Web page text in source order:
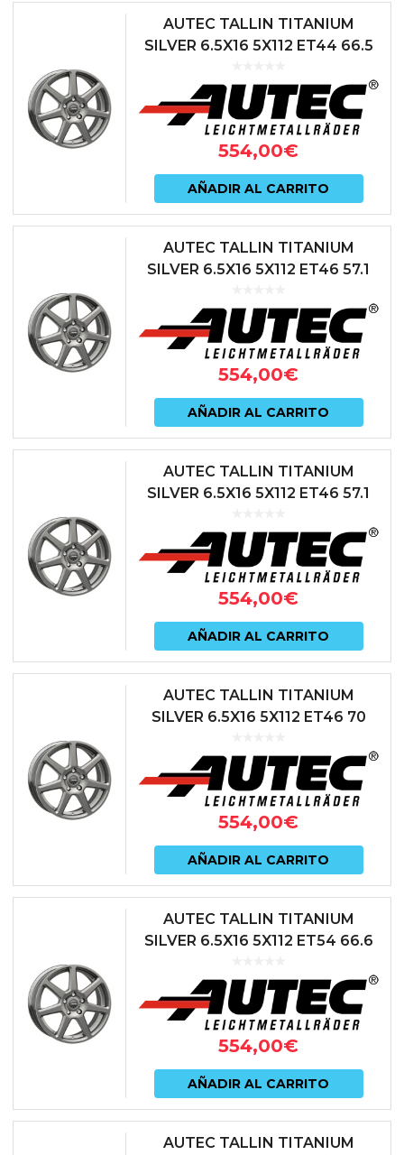
AUTEC TALLIN TITANIUM
SILVER 6.5X16 5X112 ET44 66.5
554,00€
AÑADIR AL CARRITO
AUTEC TALLIN TITANIUM
SILVER 6.5X16 5X112 ET46 57.1
554,00€
AÑADIR AL CARRITO
AUTEC TALLIN TITANIUM
SILVER 6.5X16 5X112 ET46 57.1
554,00€
AÑADIR AL CARRITO
AUTEC TALLIN TITANIUM
SILVER 6.5X16 5X112 ET46 70
554,00€
AÑADIR AL CARRITO
AUTEC TALLIN TITANIUM
SILVER 6.5X16 5X112 ET54 66.6
554,00€
AÑADIR AL CARRITO
AUTEC TALLIN TITANIUM